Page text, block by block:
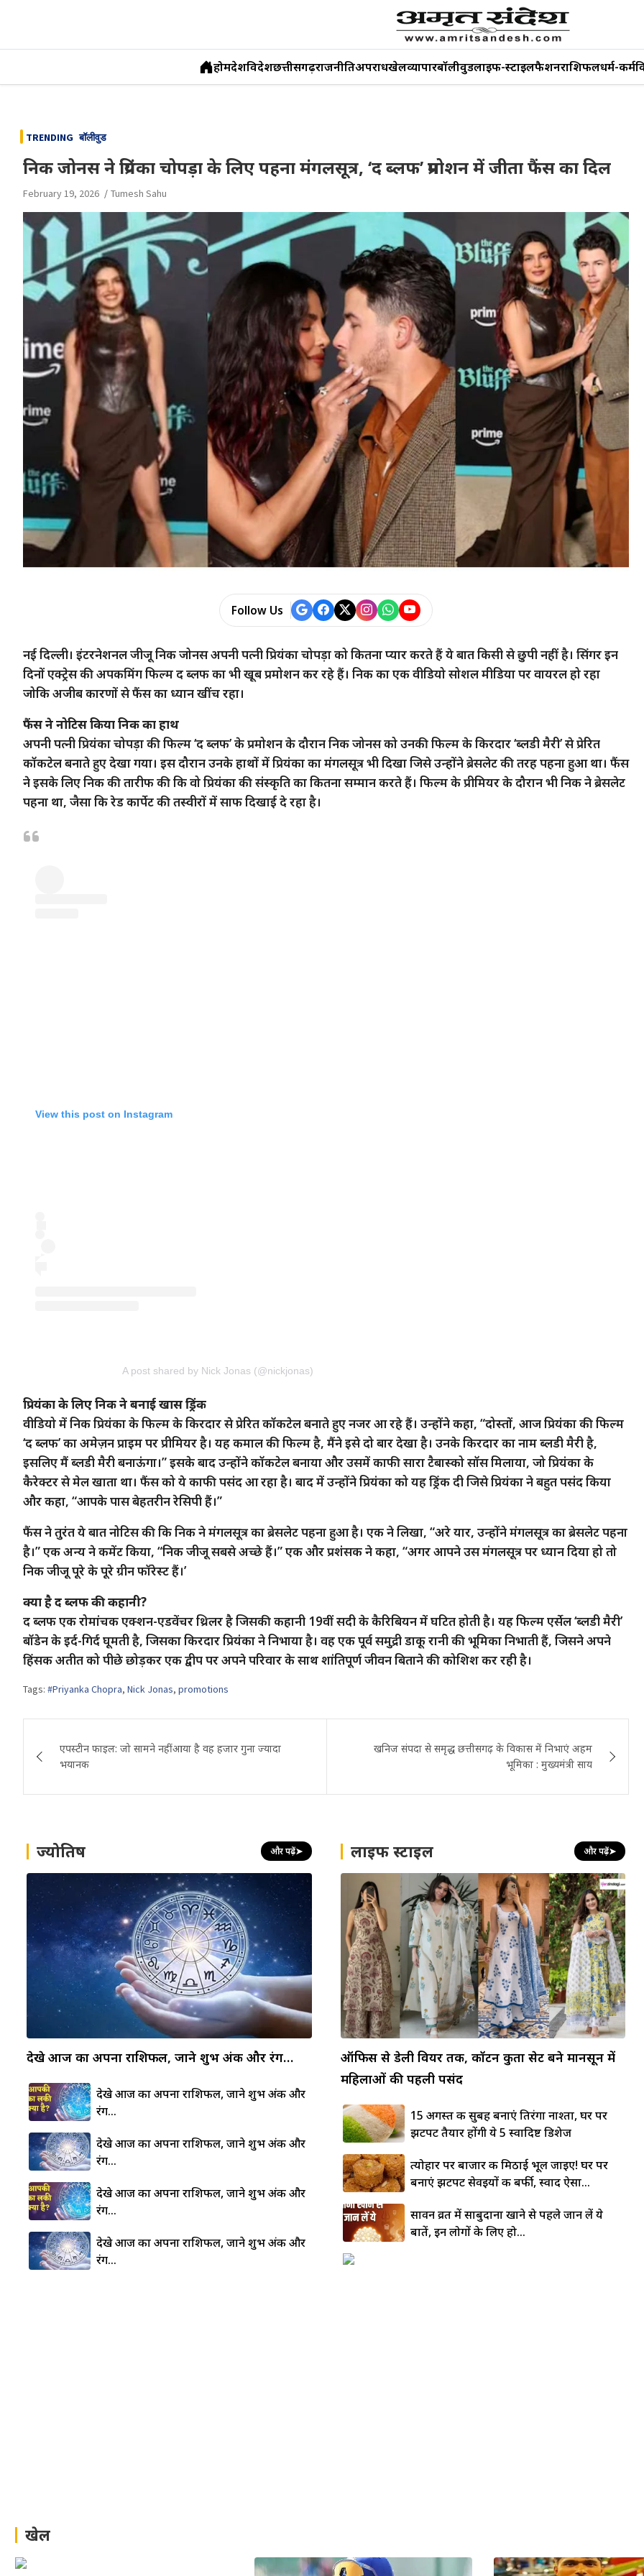
content
होमदेशविदेशछत्तीसगढ़राजनीतिअपराधखेलव्यापारबॉलीवुडलाइफ-स्टाइलफैशनराशिफलधर्म-कर्म
TRENDING बॉलीवुड
निक जोनस ने प्रियंका चोपड़ा के लिए पहना मंगलसूत्र, ‘द ब्लफ’ प्रमोशन में जीता फैंस का दिल
February 19, 2026 Tumesh Sahu
Follow Us
नई दिल्ली। इंटरनेशनल जीजू निक जोनस अपनी पत्नी प्रियंका चोपड़ा को कितना प्यार करते हैं ये बात किसी से छुपी नहीं है। सिंगर इन
दिनों एक्ट्रेस की अपकमिंग फिल्म द ब्लफ का भी खूब प्रमोशन कर रहे हैं। निक का एक वीडियो सोशल मीडिया पर वायरल हो रहा
जोकि अजीब कारणों से फैंस का ध्यान खींच रहा।
फैंस ने नोटिस किया निक का हाथ
अपनी पत्नी प्रियंका चोपड़ा की फिल्म ‘द ब्लफ’ के प्रमोशन के दौरान निक जोनस को उनकी फिल्म के किरदार ‘ब्लडी मैरी’ से प्रेरित
कॉकटेल बनाते हुए देखा गया। इस दौरान उनके हाथों में प्रियंका का मंगलसूत्र भी दिखा जिसे उन्होंने ब्रेसलेट की तरह पहना हुआ था। फैंस
ने इसके लिए निक की तारीफ की कि वो प्रियंका की संस्कृति का कितना सम्मान करते हैं। फिल्म के प्रीमियर के दौरान भी निक ने ब्रेसलेट
पहना था, जैसा कि रेड कार्पेट की तस्वीरों में साफ दिखाई दे रहा है।
View this post on Instagram
A post shared by Nick Jonas (@nickjonas)
प्रियंका के लिए निक ने बनाई खास ड्रिंक
वीडियो में निक प्रियंका के फिल्म के किरदार से प्रेरित कॉकटेल बनाते हुए नजर आ रहे हैं। उन्होंने कहा, “दोस्तों, आज प्रियंका की फिल्म
‘द ब्लफ’ का अमेज़न प्राइम पर प्रीमियर है। यह कमाल की फिल्म है, मैंने इसे दो बार देखा है। उनके किरदार का नाम ब्लडी मैरी है,
इसलिए मैं ब्लडी मैरी बनाऊंगा।” इसके बाद उन्होंने कॉकटेल बनाया और उसमें काफी सारा टैबास्को सॉस मिलाया, जो प्रियंका के
कैरेक्टर से मेल खाता था। फैंस को ये काफी पसंद आ रहा है। बाद में उन्होंने प्रियंका को यह ड्रिंक दी जिसे प्रियंका ने बहुत पसंद किया
और कहा, “आपके पास बेहतरीन रेसिपी हैं।”
फैंस ने तुरंत ये बात नोटिस की कि निक ने मंगलसूत्र का ब्रेसलेट पहना हुआ है। एक ने लिखा, “अरे यार, उन्होंने मंगलसूत्र का ब्रेसलेट पहना
है।” एक अन्य ने कमेंट किया, “निक जीजू सबसे अच्छे हैं।” एक और प्रशंसक ने कहा, “अगर आपने उस मंगलसूत्र पर ध्यान दिया हो तो
निक जीजू पूरे के पूरे ग्रीन फॉरेस्ट हैं।’
क्या है द ब्लफ की कहानी?
द ब्लफ एक रोमांचक एक्शन-एडवेंचर थ्रिलर है जिसकी कहानी 19वीं सदी के कैरिबियन में घटित होती है। यह फिल्म एर्सेल ‘ब्लडी मैरी’
बॉडेन के इर्द-गिर्द घूमती है, जिसका किरदार प्रियंका ने निभाया है। वह एक पूर्व समुद्री डाकू रानी की भूमिका निभाती हैं, जिसने अपने
हिंसक अतीत को पीछे छोड़कर एक द्वीप पर अपने परिवार के साथ शांतिपूर्ण जीवन बिताने की कोशिश कर रही है।
Tags: #Priyanka Chopra, Nick Jonas, promotions
navigation
एपस्टीन फाइल: जो सामने नहीं आया है वह हजार गुना ज्यादा
भयानक
खनिज संपदा से समृद्ध छत्तीसगढ़ के विकास में निभाएं अहम
भूमिका : मुख्यमंत्री साय
ज्योतिष और पढ़ें➤
देखे आज का अपना राशिफल, जाने शुभ अंक और रंग…
देखे आज का अपना राशिफल, जाने शुभ अंक और
रंग…
देखे आज का अपना राशिफल, जाने शुभ अंक और
रंग…
देखे आज का अपना राशिफल, जाने शुभ अंक और
रंग…
देखे आज का अपना राशिफल, जाने शुभ अंक और
रंग…
लाइफ स्टाइल और पढ़ें➤
ऑफिस से डेली वियर तक, कॉटन कुर्ता सेट बने मानसून में
महिलाओं की पहली पसंद
15 अगस्त की सुबह बनाएं तिरंगा नाश्ता, घर पर
झटपट तैयार होंगी ये 5 स्वादिष्ट डिशेज
त्योहार पर बाजार की मिठाई भूल जाइए! घर पर
बनाएं झटपट सेवइयों की बर्फी, स्वाद ऐसा...
सावन व्रत में साबुदाना खाने से पहले जान लें ये
बातें, इन लोगों के लिए हो...
खेल